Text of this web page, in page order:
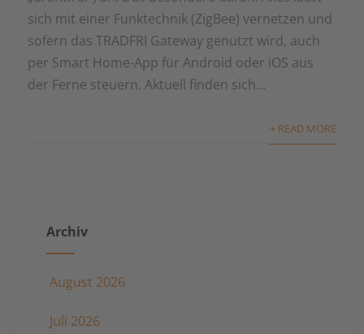
sich mit einer Funktechnik (ZigBee) vernetzen und
sofern das TRADFRI Gateway genutzt wird, auch
per Smart Home-App für Android oder iOS aus
der Ferne steuern. Aktuell finden sich...
+ READ MORE
Archiv
August 2026
Juli 2026